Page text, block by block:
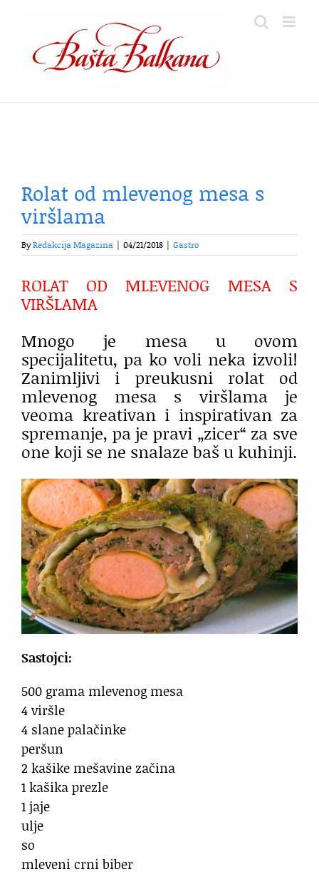
content
Rolat od mlevenog mesa s
viršlama
ByRedakcija Magazina 04/21/2018 Gastro
ROLAT OD MLEVENOG MESA S
VIRŠLAMA
Mnogo je mesa u ovom
specijalitetu, pa ko voli neka izvoli!
Zanimljivi i preukusni rolat od
mlevenog mesa s viršlama je
veoma kreativan i inspirativan za
spremanje, pa je pravi „zicer“ za sve
one koji se ne snalaze baš u kuhinji.
Sastojci:
500 grama mlevenog mesa
4 viršle
4 slane palačinke
peršun
2 kašike mešavine začina
1 kašika prezle
1 jaje
ulje
so
mleveni crni biber